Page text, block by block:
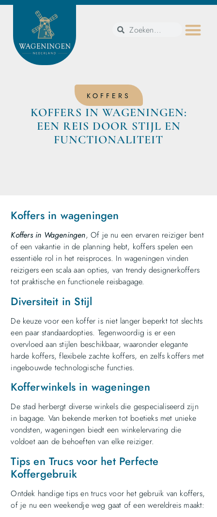
KOFFERS
KOFFERS IN WAGENINGEN:
EEN REIS DOOR STIJL EN
FUNCTIONALITEIT
Koffers in wageningen
Koffers in Wageningen, Of je nu een ervaren reiziger bent
of een vakantie in de planning hebt, koffers spelen een
essentiële rol in het reisproces. In wageningen vinden
reizigers een scala aan opties, van trendy designerkoffers
tot praktische en functionele reisbagage.
Diversiteit in Stijl
De keuze voor een koffer is niet langer beperkt tot slechts
een paar standaardopties. Tegenwoordig is er een
overvloed aan stijlen beschikbaar, waaronder elegante
harde koffers, flexibele zachte koffers, en zelfs koffers met
ingebouwde technologische functies.
Kofferwinkels in wageningen
De stad herbergt diverse winkels die gespecialiseerd zijn
in bagage. Van bekende merken tot boetieks met unieke
vondsten, wageningen biedt een winkelervaring die
voldoet aan de behoeften van elke reiziger.
Tips en Trucs voor het Perfecte
Koffergebruik
Ontdek handige tips en trucs voor het gebruik van koffers,
of je nu een weekendje weg gaat of een wereldreis maakt: